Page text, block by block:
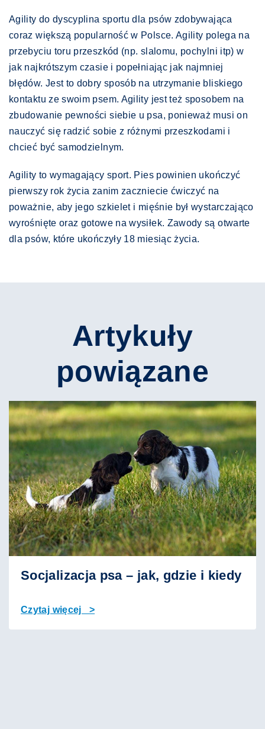
Agility do dyscyplina sportu dla psów zdobywająca
coraz większą popularność w Polsce. Agility polega na
przebyciu toru przeszkód (np. slalomu, pochylni itp) w
jak najkrótszym czasie i popełniając jak najmniej
błędów. Jest to dobry sposób na utrzymanie bliskiego
kontaktu ze swoim psem. Agility jest też sposobem na
zbudowanie pewności siebie u psa, ponieważ musi on
nauczyć się radzić sobie z różnymi przeszkodami i
chcieć być samodzielnym.
Agility to wymagający sport. Pies powinien ukończyć
pierwszy rok życia zanim zaczniecie ćwiczyć na
poważnie, aby jego szkielet i mięśnie był wystarczająco
wyrośnięte oraz gotowe na wysiłek. Zawody są otwarte
dla psów, które ukończyły 18 miesiąc życia.
Artykuły
powiązane
Socjalizacja psa – jak, gdzie i kiedy
Czytaj więcej >